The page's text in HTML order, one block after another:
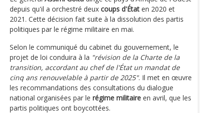
depuis qu'il a orchestré deux coups d'État en 2020 et
2021. Cette décision fait suite à la dissolution des partis
politiques par le régime militaire en mai.
Selon le communiqué du cabinet du gouvernement, le
projet de loi conduira à la "révision de la Charte de la
transition, accordant au chef de l'État un mandat de
cinq ans renouvelable à partir de 2025". Il met en œuvre
les recommandations des consultations du dialogue
national organisées par le régime militaire en avril, que les
partis politiques ont boycottées.